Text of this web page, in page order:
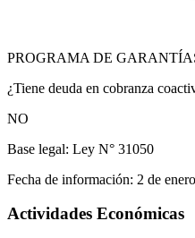
PROGRAMA DE
¿Tiene deuda en cobranza
NO
Base legal: Ley N° 31050
Fecha de información: 2 de
Actividades Económicas